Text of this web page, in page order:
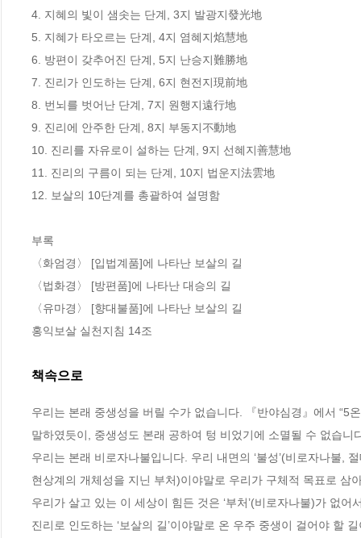
4. 지혜의 빛이 샘솟는 단계, 3지 발광지發光地
5. 지혜가 타오르는 단계, 4지 염혜지焰慧地
6. 방편이 갖추어진 단계, 5지 난승지難勝地
7. 진리가 인도하는 단계, 6지 현전지現前地
8. 번뇌를 벗어난 단계, 7지 원행지遠行地
9. 진리에 안주한 단계, 8지 부동지不動地
10. 진리를 자유로이 설하는 단계, 9지 선혜지善慧地
11. 진리의 구름이 되는 단계, 10지 법운지法雲地
12. 보살의 10단계를 총괄하여 설명함
부록
〈화엄경〉 [입법계품]에 나타난 보살의 길
〈법화경〉 [방편품]에 나타난 대승의 길
〈유마경〉 [향대불품]에 나타난 보살의 길
홍익보살 실천지침 14조
책속으로
우리는 본래 중생성을 버릴 수가 없습니다. 『반야심경』에서 “5
말하였듯이, 중생성도 본래 공하여 텅 비었기에 소멸될 수 없습니
우리는 본래 비로자나불입니다. 우리 내면의 ‘불성’(비로자나불,
현상계의 개체성을 지닌 부처)이야말로 우리가 구체적 목표로 삼
우리가 살고 있는 이 세상이 힘든 것은 ‘부처’(비로자나불)가 없
진리로 인도하는 ‘보살의 길’이야말로 온 우주 중생이 걸어야 할